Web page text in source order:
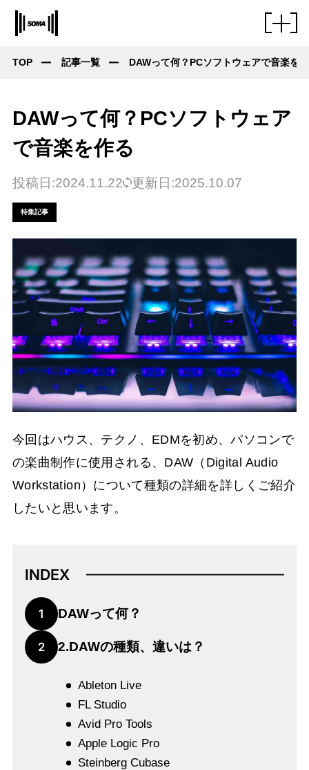
TOP 記事一覧 DAWって何？PCソフトウェアで音楽を
DAWって何？PCソフトウェア
で音楽を作る
投稿日:2024.11.22 更新日:2025.10.07
特集記事
今回はハウス、テクノ、EDMを初め、パソコンで
の楽曲制作に使用される、DAW（Digital Audio
Workstation）について種類の詳細を詳しくご紹介
したいと思います。
INDEX
1 DAWって何？
2 2.DAWの種類、違いは？
Ableton Live
FL Studio
Avid Pro Tools
Apple Logic Pro
Steinberg Cubase